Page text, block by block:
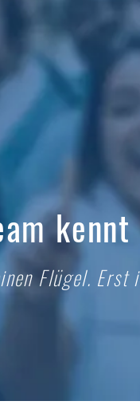
Flügel.